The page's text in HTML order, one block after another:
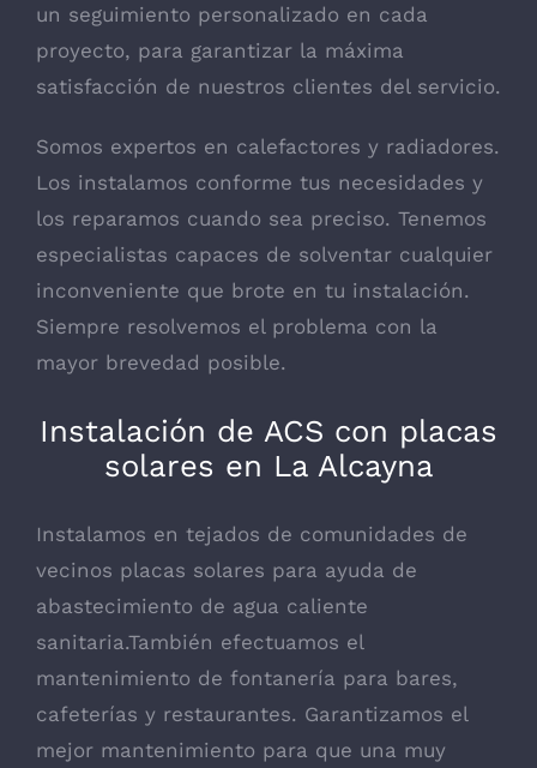
un seguimiento personalizado en cada
proyecto, para garantizar la máxima
satisfacción de nuestros clientes del servicio.
Somos expertos en calefactores y radiadores.
Los instalamos conforme tus necesidades y
los reparamos cuando sea preciso. Tenemos
especialistas capaces de solventar cualquier
inconveniente que brote en tu instalación.
Siempre resolvemos el problema con la
mayor brevedad posible.
Instalación de ACS con placas
solares en La Alcayna
Instalamos en tejados de comunidades de
vecinos placas solares para ayuda de
abastecimiento de agua caliente
sanitaria.También efectuamos el
mantenimiento de fontanería para bares,
cafeterías y restaurantes. Garantizamos el
mejor mantenimiento para que una muy